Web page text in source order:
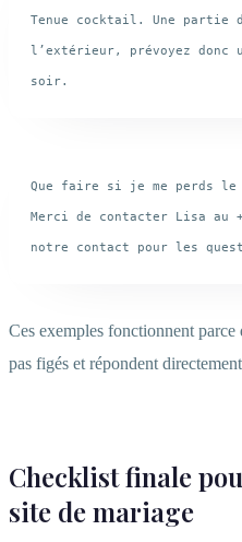
Tenue cocktail. Une partie
l’extérieur, prévoyez donc
Que faire si je me perds
Merci de contacter Lisa au
Ces exemples fonctionnent
pas figés et répondent
Checklist finale
site de mariage